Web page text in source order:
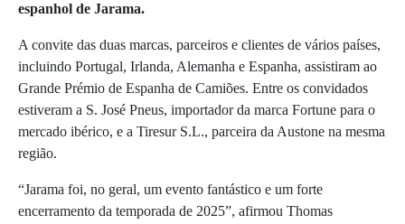
espanhol de Jarama.
A convite das duas marcas, parceiros e clientes de vários países,
incluindo Portugal, Irlanda, Alemanha e Espanha, assistiram ao
Grande Prémio de Espanha de Camiões. Entre os convidados
estiveram a S. José Pneus, importador da marca Fortune para o
mercado ibérico, e a Tiresur S.L., parceira da Austone na mesma
região.
“Jarama foi, no geral, um evento fantástico e um forte
encerramento da temporada de 2025”, afirmou Thomas